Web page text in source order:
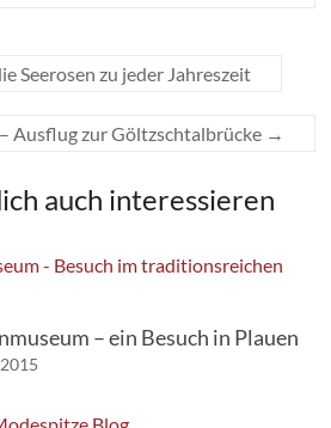
Seerosen zu jeder Jahreszeit
Ausflug zur Göltzschtalbrücke →
auch interessieren
– ein Besuch in Plauen